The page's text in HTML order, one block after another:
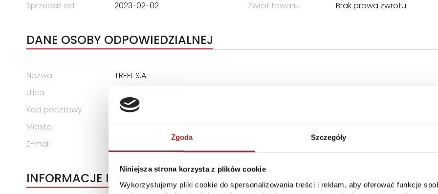
Zgoda Szczegóły
Niniejsza strona korzysta z plików cookie
Wykorzystujemy pliki cookie do spersonalizowania treści i reklam, aby oferować funkcje
Sprzedaż od
2023-02-02
Zwrot towaru
Brak prawa zwrotu
DANE OSOBY ODPOWIEDZIALNEJ
Nazwa
TREFL S.A.
Ulica
Kod pocztowy
81-155
Miasto
Gdynia
E-mail
INFORMACJE I OSTRZEŻENIA